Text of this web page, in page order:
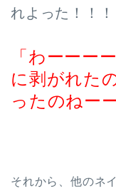
れよった！！！
「わーーー
に剥がれた
ったのねー
それから、他のネ